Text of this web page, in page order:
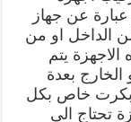
عن جهاز
الداخل او من
يتم
بعدة
بكرت خاص بكل
تحتاج الى